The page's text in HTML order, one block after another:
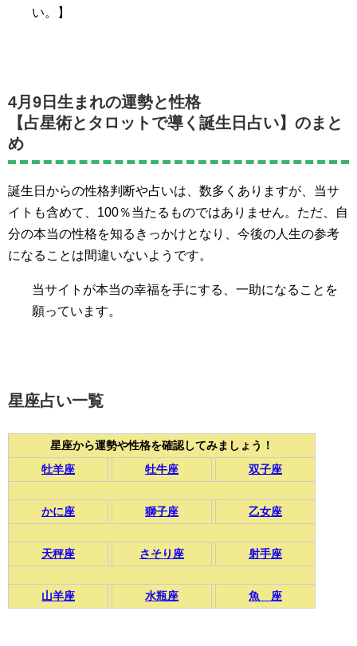
い。】
4月9日生まれの運勢と性格
【占星術とタロットで導く誕生日占い】のまと
め
誕生日からの性格判断や占いは、数多くありますが、当サ
イトも含めて、100％当たるものではありません。ただ、自
分の本当の性格を知るきっかけとなり、今後の人生の参考
になることは間違いないようです。
当サイトが本当の幸福を手にする、一助になることを
願っています。
星座占い一覧
星座から運勢や性格を確認してみましょう！
牡羊座
牡牛座 双子座
かに座 獅子座 乙女座
天秤座 さそり座 射手座
山羊座 水瓶座 魚 座